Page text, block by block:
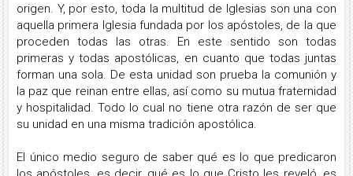
origen. Y, por esto, toda la multitud de Iglesias son una con
aquella primera Iglesia fundada por los apóstoles, de la que
proceden todas las otras. En este sentido son todas
primeras y todas apostólicas, en cuanto que todas juntas
forman una sola. De esta unidad son prueba la comunión y
la paz que reinan entre ellas, así como su mutua fraternidad
y hospitalidad. Todo lo cual no tiene otra razón de ser que
su unidad en una misma tradición apostólica.
El único medio seguro de saber qué es lo que predicaron